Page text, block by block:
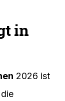
in
2026 ist